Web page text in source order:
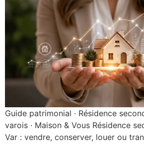
Guide patrimonial · Résidence
varois · Maison & Vous Résidence
Var : vendre, conserver, louer ou